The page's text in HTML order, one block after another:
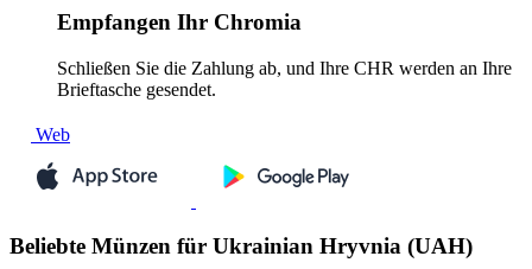
Empfangen Ihr Chromia
Schließen Sie die Zahlung ab, und Ihre CHR werden an Ihre
Brieftasche gesendet.
Web
Beliebte Münzen für Ukrainian Hryvnia (UAH)